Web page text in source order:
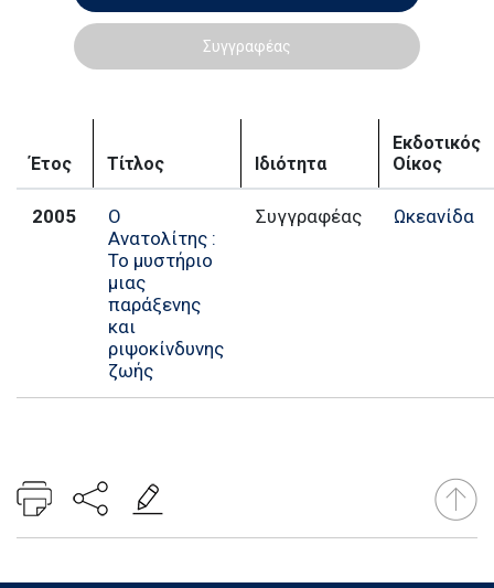
Συγγραφέας
Έτος Τίτλος Ιδιότητα
Εκδοτικός
Οίκος
2005
Ο
Ανατολίτης :
Το μυστήριο
μιας
παράξενης
και
ριψοκίνδυνης
ζωής
Συγγραφέας Ωκεανίδα